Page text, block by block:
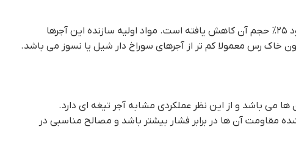
خاک رس معمولا کم تر از آجرهای سوراخ دار شیل یا نسوز می باشد.
مقاومت آن ها در برابر فشار بیشتر باشد و مصالح مناسبی در